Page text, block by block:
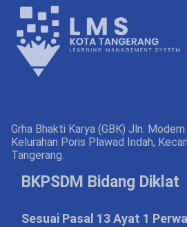
Grha Bhakti Karya (GBK) Jln.
Kelurahan Poris Plawad Indah,
Tangerang.
BKPSDM Bidang Diklat
Sesuai Pasal 13 Ayat 1